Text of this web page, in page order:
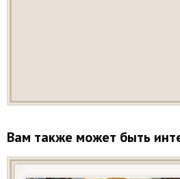
Вам также может быть